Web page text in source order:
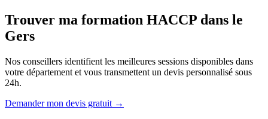
Trouver ma formation HACCP dans le
Gers
Nos conseillers identifient les meilleures sessions disponibles dans
votre département et vous transmettent un devis personnalisé sous
24h.
Demander mon devis gratuit →